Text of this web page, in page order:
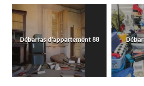
Débarras d'appartement 88